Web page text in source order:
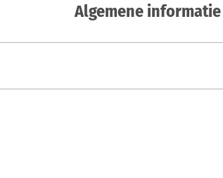
Algemene informatie